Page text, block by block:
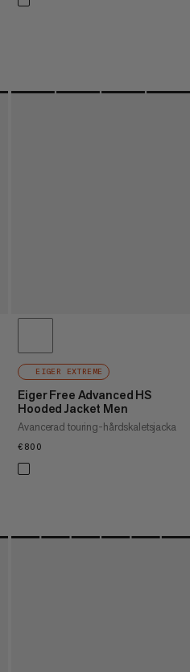
EIGER EXTREME
Eiger Free Advanced HS
Hooded Jacket Men
Avancerad touring-hårdskaletsjacka
€800